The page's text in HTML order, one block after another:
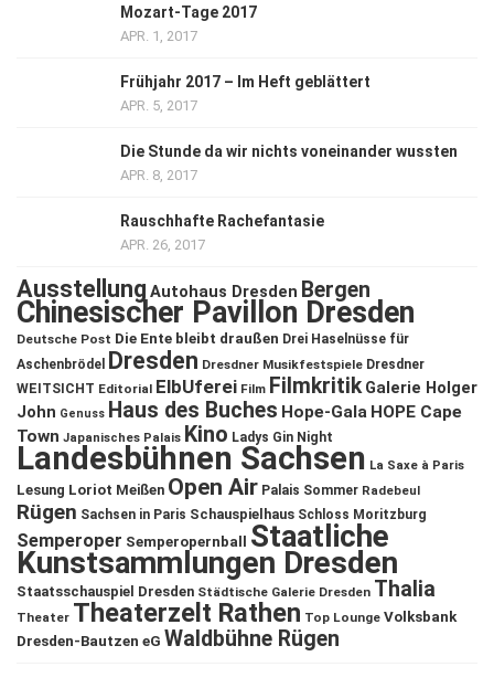
Mozart-Tage 2017
APR. 1, 2017
Frühjahr 2017 – Im Heft geblättert
APR. 5, 2017
Die Stunde da wir nichts voneinander wussten
APR. 8, 2017
Rauschhafte Rachefantasie
APR. 26, 2017
Ausstellung Autohaus Dresden Bergen
Chinesischer Pavillon Dresden
Deutsche Post Die Ente bleibt draußen Drei Haselnüsse für
Aschenbrödel
Dresden Dresdner Musikfestspiele Dresdner
WEITSICHT Editorial ElbUferei Film Filmkritik Galerie Holger
John Genuss Haus des Buches Hope-Gala HOPE Cape
Town Japanisches Palais Kino Ladys Gin Night
Landesbühnen Sachsen La Saxe à Paris
Lesung Loriot Meißen Open Air Palais Sommer Radebeul
Rügen Sachsen in Paris Schauspielhaus Schloss Moritzburg
Semperoper Semperopernball Staatliche
Kunstsammlungen Dresden
Staatsschauspiel Dresden Städtische Galerie Dresden Thalia
Theater Theaterzelt Rathen Top Lounge Volksbank
Dresden-Bautzen eG Waldbühne Rügen